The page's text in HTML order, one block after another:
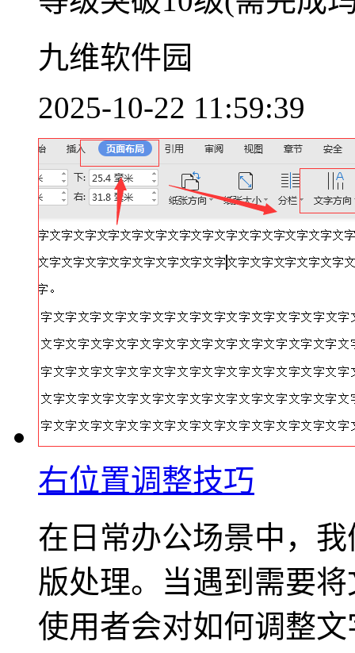
九维软件园
2025-10-22 11:59:39
右位置调整技巧
在日常办公场景中，
版处理。当遇到需要
使用者会对如何调整